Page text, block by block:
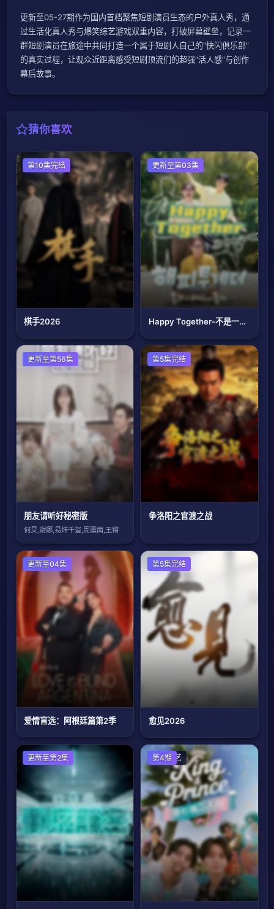
更新至05-27期作为国内首档聚焦短剧演员生态的户外真人秀，通
过生活化真人秀与爆笑综艺游戏双重内容，打破屏幕壁垒，记录一
群短剧演员在旅途中共同打造一个属于短剧人自己的“快闪俱乐部”
的真实过程，让观众近距离感受短剧顶流们的超强“活人感”与创作
幕后故事。
猜你喜欢
大陆综艺
第10集完结
棋手2026
日韩综艺
更新至第03集
Happy Together-不是一个人真好
大陆综艺
更新至第56集
朋友请听好秘密版
何炅,谢娜,易烊千玺,周震南,王锵
大陆综艺
第5集完结
争洛阳之官渡之战
欧美综艺
更新至04集
爱情盲选：阿根廷篇第2季
大陆综艺
第5集完结
愈见2026
港台综艺
更新至第2集 日韩综艺
第4期